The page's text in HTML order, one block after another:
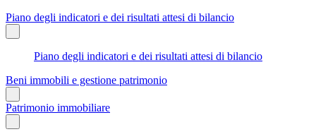
Piano degli indicatori e dei risultati attesi di bilancio
Piano degli indicatori e dei risultati attesi di bilancio
Beni immobili e gestione patrimonio
Patrimonio immobiliare